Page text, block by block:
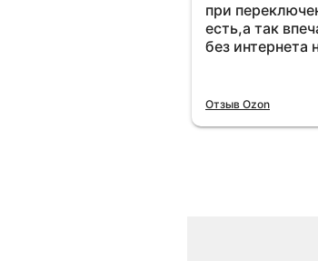
при
есть,а так
без интернета
Отзыв Ozon